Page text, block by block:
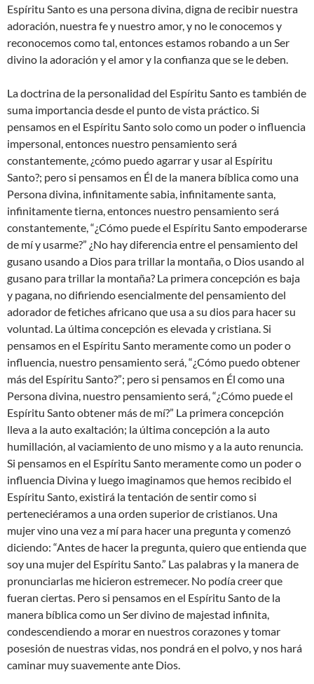
Espíritu Santo es una persona divina, digna de recibir nuestra
adoración, nuestra fe y nuestro amor, y no le conocemos y
reconocemos como tal, entonces estamos robando a un Ser
divino la adoración y el amor y la confianza que se le deben.
La doctrina de la personalidad del Espíritu Santo es también de
suma importancia desde el punto de vista práctico. Si
pensamos en el Espíritu Santo solo como un poder o influencia
impersonal, entonces nuestro pensamiento será
constantemente, ¿cómo puedo agarrar y usar al Espíritu
Santo?; pero si pensamos en Él de la manera bíblica como una
Persona divina, infinitamente sabia, infinitamente santa,
infinitamente tierna, entonces nuestro pensamiento será
constantemente, “¿Cómo puede el Espíritu Santo empoderarse
de mí y usarme?” ¿No hay diferencia entre el pensamiento del
gusano usando a Dios para trillar la montaña, o Dios usando al
gusano para trillar la montaña? La primera concepción es baja
y pagana, no difiriendo esencialmente del pensamiento del
adorador de fetiches africano que usa a su dios para hacer su
voluntad. La última concepción es elevada y cristiana. Si
pensamos en el Espíritu Santo meramente como un poder o
influencia, nuestro pensamiento será, “¿Cómo puedo obtener
más del Espíritu Santo?”; pero si pensamos en Él como una
Persona divina, nuestro pensamiento será, “¿Cómo puede el
Espíritu Santo obtener más de mí?” La primera concepción
lleva a la auto exaltación; la última concepción a la auto
humillación, al vaciamiento de uno mismo y a la auto renuncia.
Si pensamos en el Espíritu Santo meramente como un poder o
influencia Divina y luego imaginamos que hemos recibido el
Espíritu Santo, existirá la tentación de sentir como si
perteneciéramos a una orden superior de cristianos. Una
mujer vino una vez a mí para hacer una pregunta y comenzó
diciendo: “Antes de hacer la pregunta, quiero que entienda que
soy una mujer del Espíritu Santo.” Las palabras y la manera de
pronunciarlas me hicieron estremecer. No podía creer que
fueran ciertas. Pero si pensamos en el Espíritu Santo de la
manera bíblica como un Ser divino de majestad infinita,
condescendiendo a morar en nuestros corazones y tomar
posesión de nuestras vidas, nos pondrá en el polvo, y nos hará
caminar muy suavemente ante Dios.